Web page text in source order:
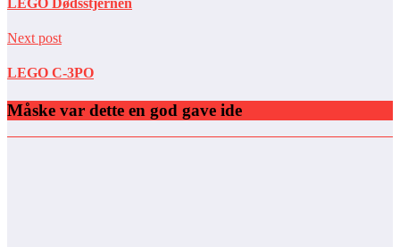
Next post
LEGO C-3PO
Måske var dette en god gave ide